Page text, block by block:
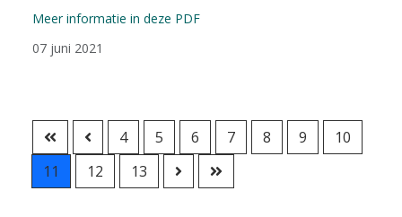
Meer informatie in deze PDF
07 juni 2021
4 5 6 7 8 9
10
11
12 13